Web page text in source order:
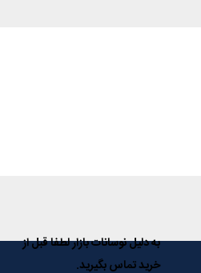
به دلیل نوسانات بازار لطفا قبل از
خرید تماس بگیرید.